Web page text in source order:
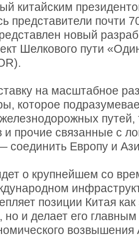
китайским
представители почти
новый
Шелкового пути
на масштабное
которое
путей,
и прочие связанные с
соединить Европу и
о крупнейшем со
позиции Китая
и делает его главным
возвышения